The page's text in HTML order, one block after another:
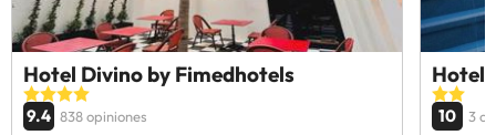
Hotel Divino by Fimedhotels
9.4 838 opiniones
Hotel
10 3